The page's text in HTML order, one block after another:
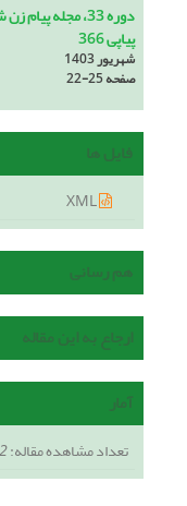
پیاپی 366
شهریور 1403
صفحه22-25
فایل ها
هم رسانی
ارجاع به این مقاله
آمار
تعداد مشاهده مقاله: